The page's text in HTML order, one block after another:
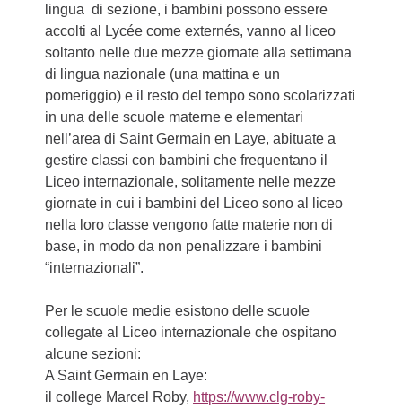
lingua di sezione, i bambini possono essere
accolti al Lycée come externés, vanno al liceo
soltanto nelle due mezze giornate alla settimana
di lingua nazionale (una mattina e un
pomeriggio) e il resto del tempo sono scolarizzati
in una delle scuole materne e elementari
nell’area di Saint Germain en Laye, abituate a
gestire classi con bambini che frequentano il
Liceo internazionale, solitamente nelle mezze
giornate in cui i bambini del Liceo sono al liceo
nella loro classe vengono fatte materie non di
base, in modo da non penalizzare i bambini
“internazionali”.
Per le scuole medie esistono delle scuole
collegate al Liceo internazionale che ospitano
alcune sezioni:
A Saint Germain en Laye:
il college Marcel Roby, https://www.clg-roby-